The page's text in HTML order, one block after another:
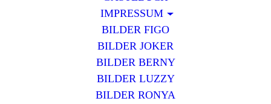
IMPRESSUM
BILDER FIGO
BILDER JOKER
BILDER BERNY
BILDER LUZZY
BILDER RONYA